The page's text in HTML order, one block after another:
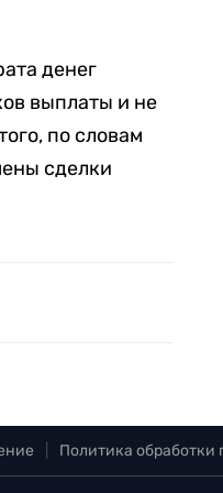
денег
выплаты и не
по словам
сделки
Политика